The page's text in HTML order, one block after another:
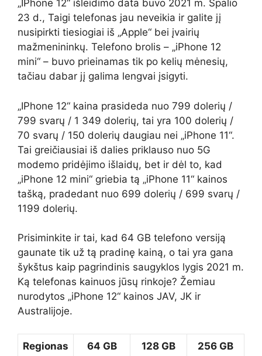
„IPhone 12“ išleidimo data buvo 2021 m. Spalio
23 d., Taigi telefonas jau neveikia ir galite jį
nusipirkti tiesiogiai iš „Apple“ bei įvairių
mažmenininkų. Telefono brolis – „iPhone 12
mini“ – buvo prieinamas tik po kelių mėnesių,
tačiau dabar jį galima lengvai įsigyti.
„IPhone 12“ kaina prasideda nuo 799 dolerių /
799 svarų / 1 349 dolerių, tai yra 100 dolerių /
70 svarų / 150 dolerių daugiau nei „iPhone 11“.
Tai greičiausiai iš dalies priklauso nuo 5G
modemo pridėjimo išlaidų, bet ir dėl to, kad
„iPhone 12 mini“ griebia tą „iPhone 11“ kainos
tašką, pradedant nuo 699 dolerių / 699 svarų /
1199 dolerių.
Prisiminkite ir tai, kad 64 GB telefono versiją
gaunate tik už tą pradinę kainą, o tai yra gana
šykštus kaip pagrindinis saugyklos lygis 2021 m.
Ką telefonas kainuos jūsų rinkoje? Žemiau
nurodytos „iPhone 12“ kainos JAV, JK ir
Australijoje.
Regionas 64 GB 128 GB 256 GB